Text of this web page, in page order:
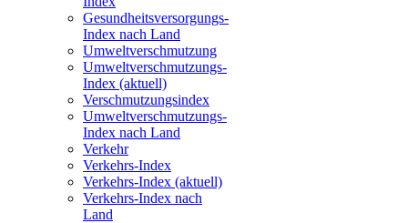
Gesundheitsversorgungs-
Index nach Land
Umweltverschmutzung
Umweltverschmutzungs-
Index (aktuell)
Verschmutzungsindex
Umweltverschmutzungs-
Index nach Land
Verkehr
Verkehrs-Index
Verkehrs-Index (aktuell)
Verkehrs-Index nach
Land